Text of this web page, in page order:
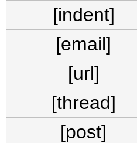
[indent]
[email]
[url]
[thread]
[post]